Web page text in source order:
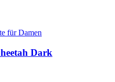
für Damen
Dark